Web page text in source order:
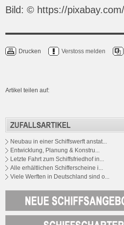
Bild: © https://
Drucken Verstoss melden
Artikel teilen auf:
Neubau in einer Schiffswerft anstat...
Entwicklung, Planung & Konstru...
Letzte Fahrt zum Schiffsfriedhof in...
Alle erhältlichen Schifferscheine i...
Viele Werften in Deutschland sind o...